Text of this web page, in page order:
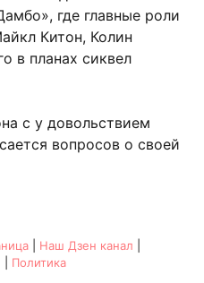
где главные роли
Китон, Колин
в планах сиквел
с у довольствием
вопросов о своей
Наш Дзен канал
Политика